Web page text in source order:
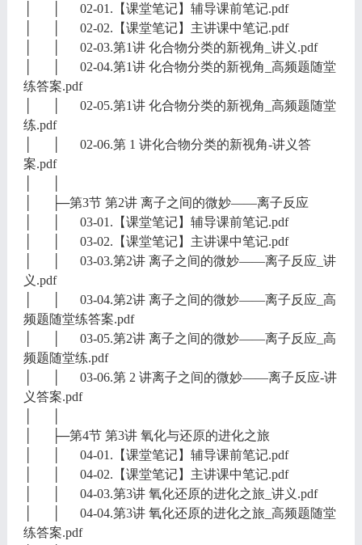
│ │ 02-01.【课堂笔记】辅导课前笔记.pdf
│ │ 02-02.【课堂笔记】主讲课中笔记.pdf
│ │ 02-03.第1讲 化合物分类的新视角_讲义.pdf
│ │ 02-04.第1讲 化合物分类的新视角_高频题随堂
练答案.pdf
│ │ 02-05.第1讲 化合物分类的新视角_高频题随堂
练.pdf
│ │ 02-06.第 1 讲化合物分类的新视角-讲义答
案.pdf
│ ├─第3节 第2讲 离子之间的微妙——离子反应
│ │ 03-01.【课堂笔记】辅导课前笔记.pdf
│ │ 03-02.【课堂笔记】主讲课中笔记.pdf
│ │ 03-03.第2讲 离子之间的微妙——离子反应_讲
义.pdf
│ │ 03-04.第2讲 离子之间的微妙——离子反应_高
频题随堂练答案.pdf
│ │ 03-05.第2讲 离子之间的微妙——离子反应_高
频题随堂练.pdf
│ │ 03-06.第 2 讲离子之间的微妙——离子反应-讲
义答案.pdf
│ ├─第4节 第3讲 氧化与还原的进化之旅
│ │ 04-01.【课堂笔记】辅导课前笔记.pdf
│ │ 04-02.【课堂笔记】主讲课中笔记.pdf
│ │ 04-03.第3讲 氧化还原的进化之旅_讲义.pdf
│ │ 04-04.第3讲 氧化还原的进化之旅_高频题随堂
练答案.pdf